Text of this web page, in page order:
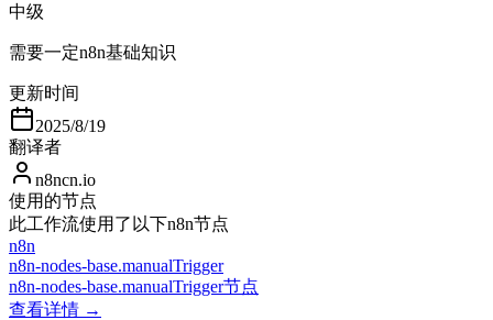
中级
需要一定n8n基础知识
更新时间
2025/8/19
翻译者
n8ncn.io
使用的节点
此工作流使用了以下n8n节点
n8n
n8n-nodes-base.manualTrigger
n8n-nodes-base.manualTrigger节点
查看详情 →